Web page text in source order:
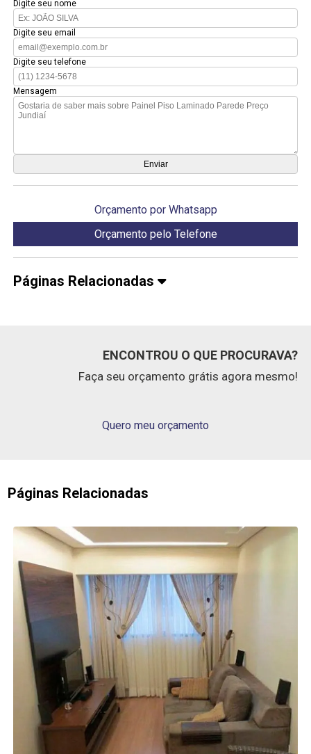
Digite seu nome
Digite seu email
Digite seu telefone
Mensagem
Orçamento por Whatsapp
Orçamento pelo Telefone
Páginas Relacionadas
ENCONTROU O QUE PROCURAVA?
Faça seu orçamento grátis agora mesmo!
Quero meu orçamento
Páginas Relacionadas